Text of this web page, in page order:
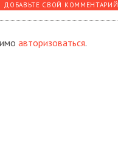
ДОБАВЬТЕ СВОЙ КОММЕНТАРИЙ
авторизоваться.